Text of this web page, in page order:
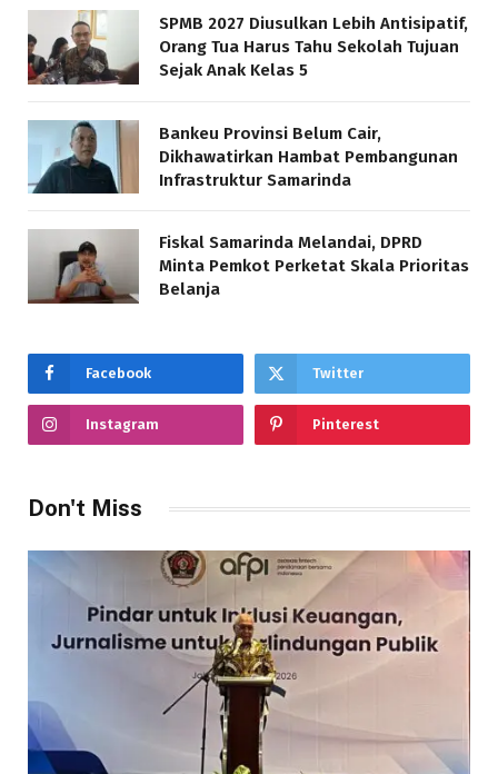
SPMB 2027 Diusulkan Lebih Antisipatif,
Orang Tua Harus Tahu Sekolah Tujuan
Sejak Anak Kelas 5
Bankeu Provinsi Belum Cair,
Dikhawatirkan Hambat Pembangunan
Infrastruktur Samarinda
Fiskal Samarinda Melandai, DPRD
Minta Pemkot Perketat Skala Prioritas
Belanja
Facebook Twitter
Instagram Pinterest
Don't Miss